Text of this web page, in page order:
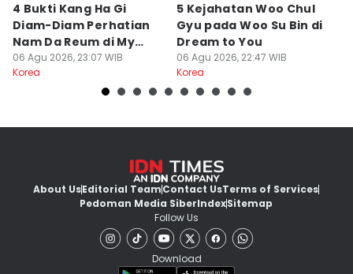
4 Bukti Kang Ha Gi
Diam-Diam Perhatian
Nam Da Reum di My
Bias, My Boss
06 Agu 2026, 23:07 WIB
Korea
5 Kejahatan Woo Chul
Gyu pada Woo Su Bin di
Dream to You
06 Agu 2026, 22:47 WIB
Korea
About UsEditorial TeamContact UsTerms of Services
Pedoman Media SiberIndexSitemap
Follow Us
Download